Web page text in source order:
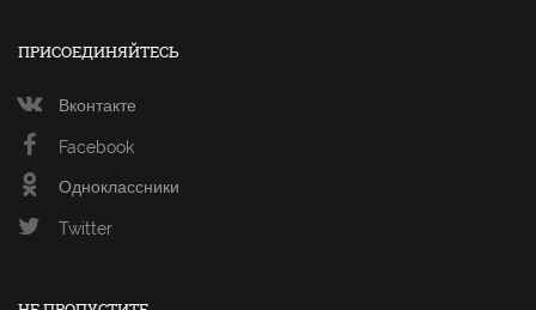
ПРИСОЕДИНЯЙТЕСЬ
Вконтакте
Facebook
Одноклассники
Twitter